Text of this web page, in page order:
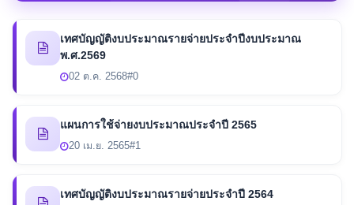
เทศบัญญัติงบประมาณรายจ่ายประจำปีงบประมาณ
พ.ศ.2569
02 ต.ค. 2568#0
แผนการใช้จ่ายงบประมาณประจำปี 2565
20 เม.ย. 2565#1
เทศบัญญัติงบประมาณรายจ่ายประจำปี 2564